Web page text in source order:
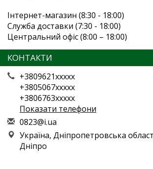
Інтернет-магазин (8:30 - 18:00)
Служба доставки (7:30 - 18:00)
Центральний офіс (8:00 – 18:00)
КОНТАКТИ
+3809621xxxxx
+3805067xxxxx
+3806763xxxxx
Показати телефони
0823@i.ua
Україна, Дніпропетровська
Дніпро